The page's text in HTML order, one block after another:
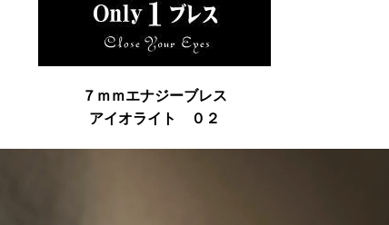
７ｍｍエナジーブレス
アイオライト ０２